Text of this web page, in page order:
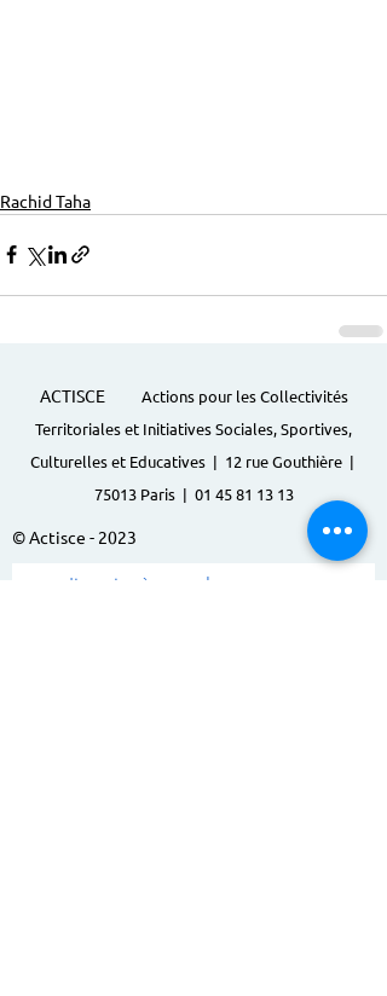
Rachid Taha
ACTISCE
Actions pour les Collectivités
Territoriales et Initiatives Sociales, Sportives,
Culturelles et Educatives | 12 rue Gouthière |
75013 Paris | 01 45 81 13 13
© Actisce - 2023
s'inscrire à notre lettre